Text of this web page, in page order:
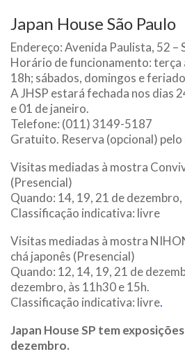
Japan House São Paulo
Endereço: Avenida Paulista, 52 –
Horário de funcionamento: terça
18h; sábados, domingos e
A JHSP estará fechada nos dias
e 01 de janeiro.
Telefone: (011) 3149-5187
Gratuito. Reserva (opcional) pelo
Visitas mediadas à mostra
(Presencial)
Quando: 14, 19, 21 de dezembro,
Classificação indicativa: livre
Visitas mediadas à mostra
chá japonês (Presencial)
Quando: 12, 14, 19, 21 de
dezembro, às 11h30 e 15h.
Classificação indicativa: livre.
Japan House SP tem
dezembro.